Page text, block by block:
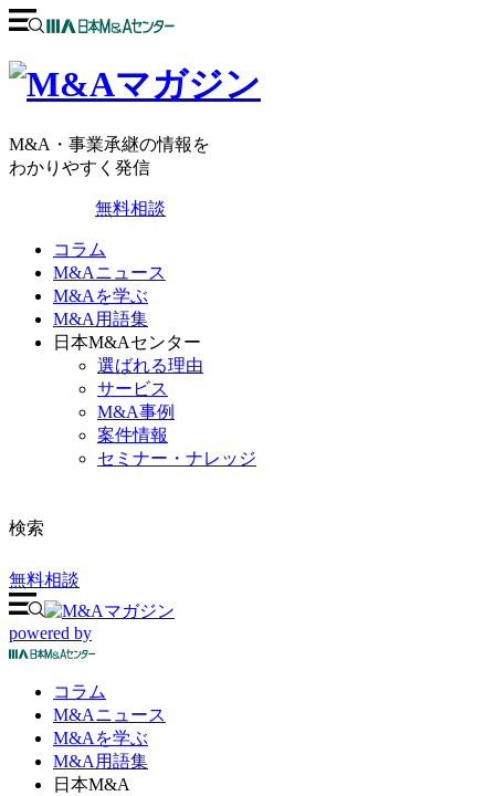
M&A・事業承継の情報を
わかりやすく発信
無料相談
コラム
M&Aニュース
M&Aを学ぶ
M&A用語集
日本M&Aセンター
選ばれる理由
サービス
M&A事例
案件情報
セミナー・ナレッジ
検索
無料相談
powered by
コラム
M&Aニュース
M&Aを学ぶ
M&A 用語集
日本M&A